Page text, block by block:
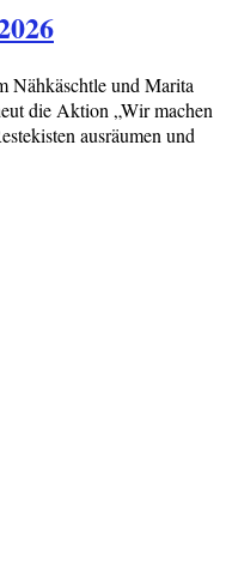
Nähkäschtle und Marita
die Aktion „Wir machen
ausräumen und